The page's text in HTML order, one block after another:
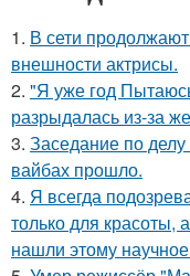
1. В сети
внешности актрисы.
2. "Я уже год
разрыдалась из-за
3. Заседание по
вайбах прошло.
4. Я всегда
только для красоты,
нашли этому